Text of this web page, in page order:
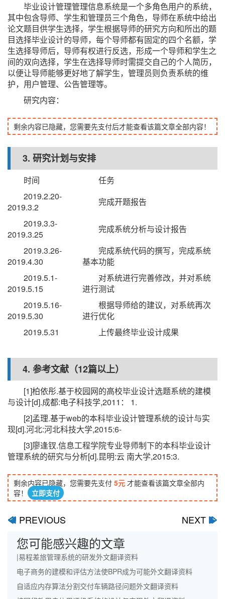
毕业设计管理管理信息系统是一个多角色用户的系统，
其中包含导师、学生和管理员三个角色，导师在系统中给出
论文题目供学生选择，学生根据导师的研究方向和所出的题
目选择毕业设计的导师，每个导师都有固定的四个名额，学
生选择导师后，导师有权进行反选，形成一个导师和学生之
间的双向选择，学生在选择导师时需提交自己的个人简历，
以便让导师能够更好地了解学生，管理员则负责系统的维
护，用户管理、公告管理等。
研究内容：
剩余内容已隐藏，您需要先支付后才能查看该篇文章全部内容！
3. 研究计划与安排
时间
任务
2019.2.20-
2019.3.2
完成开题报告
2019.3.3-
2019.3.25
完成系统分析与设计报告
2019.3.26-
2019.4.30
完成系统代码的撰写，完成系统
基本功能
2019.5.1-
2019.5.15
对系统进行完善修改，并对系统
进行测试
2019.5.16-
2019.5.30
根据导师给的建议，对系统再次
进行优化
2019.5.31
上传最终毕业设计成果
4. 参考文献（12篇以上）
[1]柏依彤.基于校园网的高校毕业设计选题系统的建模
与设计[d].成都:电子科技学,2011： 1.
[2]孟理.基于web的本科毕业设计管理系统的设计与实
现[d].河北:河北科技大学,2015:6-
[3]廖逢钗.信息工程学院专业导师制下的本科毕业设计
管理系统的研究与分析[d].昆明:云 南大学,2015:3.
剩余内容已隐藏，您需要先支付 5元 才能查看该篇文章全部内
容！
立即支付
ﰊ PREVIOUS NEXT ﰋ
您可能感兴趣的文章
|易程差旅管理系统的研发外文翻译资料
电子商务的建模和评估方法使BPR成为可能外文翻译资料
自适应内存算法分割交付车辆路径问题外文翻译资料